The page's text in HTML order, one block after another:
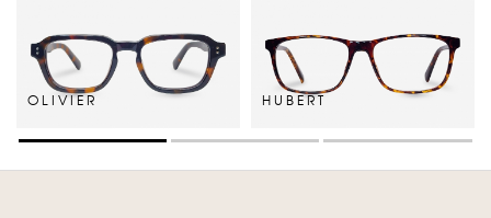
OLIVIER HUBERT